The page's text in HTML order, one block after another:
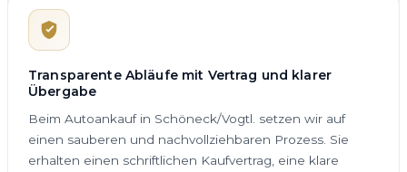
Transparente Abläufe mit Vertrag und klarer
Übergabe
Beim Autoankauf in Schöneck/Vogtl. setzen wir auf
einen sauberen und nachvollziehbaren Prozess. Sie
erhalten einen schriftlichen Kaufvertrag, eine klare